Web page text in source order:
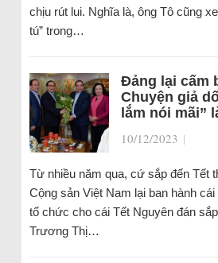
chịu rút lui. Nghĩa là, ông Tô cũng
tú” trong…
Đảng lại cấm
Chuyện giả
lắm nói mãi”
10/12/2023 |
Từ nhiều năm qua, cứ sắp đến Tết
Cộng sản Việt Nam lại ban hành cái
tổ chức cho cái Tết Nguyên đán
Trương Thị…